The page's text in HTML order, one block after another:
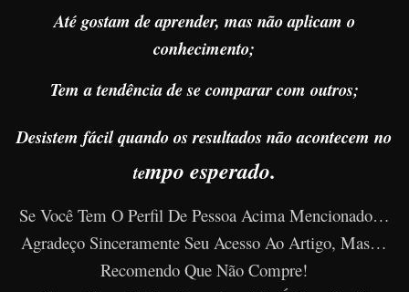
Até gostam de aprender, mas não aplicam o
conhecimento;
Tem a tendência de se comparar com outros;
Desistem fácil quando os resultados não acontecem no
tempo esperado.
Se Você Tem O Perfil De Pessoa Acima Mencionado…
Agradeço Sinceramente Seu Acesso Ao Artigo, Mas…
Recomendo Que Não Compre!